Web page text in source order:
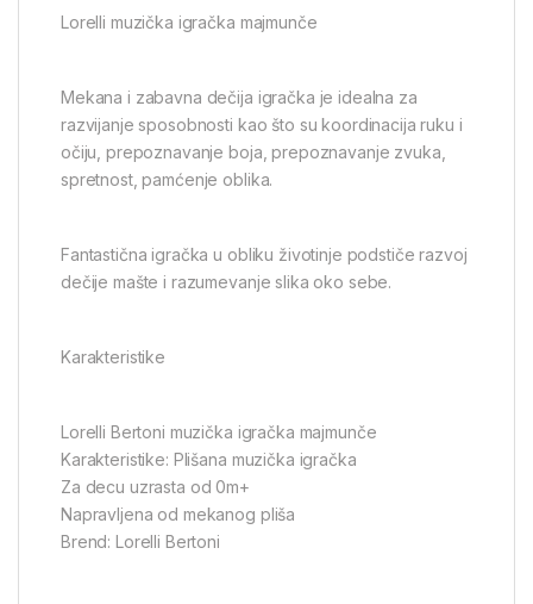
Lorelli muzička igračka majmunče
Mekana i zabavna dečija igračka je idealna za
razvijanje sposobnosti kao što su koordinacija ruku i
očiju, prepoznavanje boja, prepoznavanje zvuka,
spretnost, pamćenje oblika.
Fantastična igračka u obliku životinje podstiče razvoj
dečije mašte i razumevanje slika oko sebe.
Karakteristike
Lorelli Bertoni muzička igračka majmunče
Karakteristike: Plišana muzička igračka
Za decu uzrasta od 0m+
Napravljena od mekanog pliša
Brend: Lorelli Bertoni